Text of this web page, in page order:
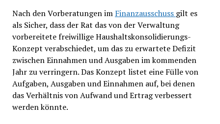
Nach den Vorberatungen im Finanzausschuss gilt es
als Sicher, dass der Rat das von der Verwaltung
vorbereitete freiwillige Haushaltskonsolidierungs-
Konzept verabschiedet, um das zu erwartete Defizit
zwischen Einnahmen und Ausgaben im kommenden
Jahr zu verringern. Das Konzept listet eine Fülle von
Aufgaben, Ausgaben und Einnahmen auf, bei denen
das Verhältnis von Aufwand und Ertrag verbessert
werden könnte.